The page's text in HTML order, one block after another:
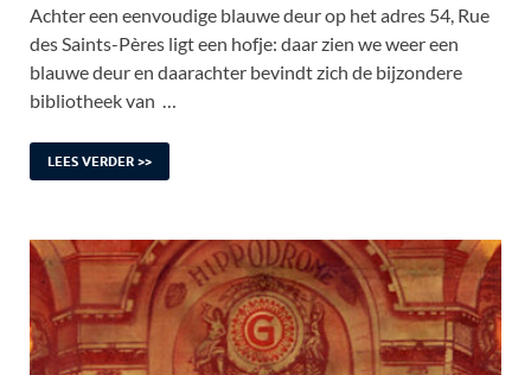
Achter een eenvoudige blauwe deur op het adres 54, Rue
des Saints-Pères ligt een hofje: daar zien we weer een
blauwe deur en daarachter bevindt zich de bijzondere
bibliotheek van …
LEES VERDER >>